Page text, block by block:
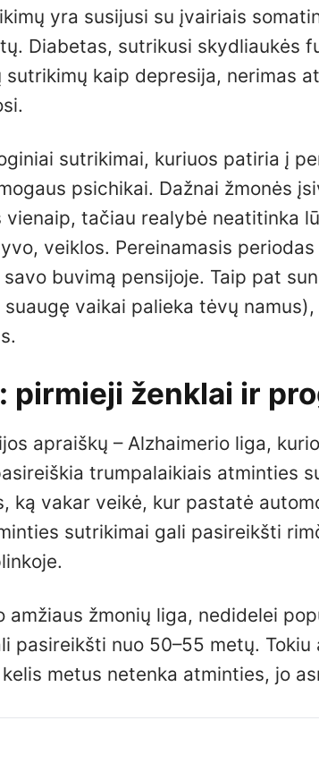
yra susijusi su įvairiais
Diabetas, sutrikusi skydliaukės
kaip depresija, nerimas
sutrikimai, kuriuos patiria į
psichikai. Dažnai žmonės
tačiau realybė neatitinka
veiklos. Pereinamasis
buvimą pensijoje. Taip pat
vaikai palieka tėvų
pirmieji ženklai ir
apraiškų – Alzhaimerio liga,
trumpalaikiais atminties
ką vakar veikė, kur pastatė
sutrikimai gali pasireikšti
žmonių liga, nedidelei
pasireikšti nuo 50–55 metų.
metus netenka atminties, jo